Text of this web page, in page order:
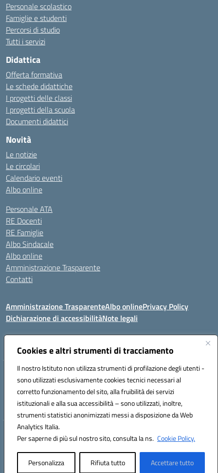
Cookies e altri strumenti di tracciamento
Il nostro Istituto non utilizza strumenti di profilazione degli utenti -
sono utilizzati esclusivamente cookies tecnici necessari al
corretto funzionamento del sito, alla fruibilità dei servizi
istituzionali e alla sua accessibilità – sono utilizzati, inoltre,
strumenti statistici anonimizzati messi a disposizione da Web
Analytics Italia.
Per saperne di più sul nostro sito, consulta la ns. Cookie Policy.
Personalizza Rifiuta tutto Accettare tutto
Personale scolastico
Famiglie e studenti
Percorsi di studio
Tutti i servizi
Didattica
Offerta formativa
Le schede didattiche
I progetti delle classi
I progetti della scuola
Documenti didattici
Novità
Le notizie
Le circolari
Calendario eventi
Albo online
Personale ATA
RE Docenti
RE Famiglie
Albo Sindacale
Albo online
Amministrazione Trasparente
Contatti
Amministrazione TrasparenteAlbo onlinePrivacy Policy
Dichiarazione di accessibilitàNote legali
Codice fiscale: 81000450908 Codice meccanografico: SSIC80600X
Telefono: 079714035 Fax: 079716128
Mail: SSIC80600X@istruzione.it PEC: SSIC80600X@pec.istruzione.it
Hosting & Powered by 3D Solution S.r.l.
Concept & Design by Designers Italia